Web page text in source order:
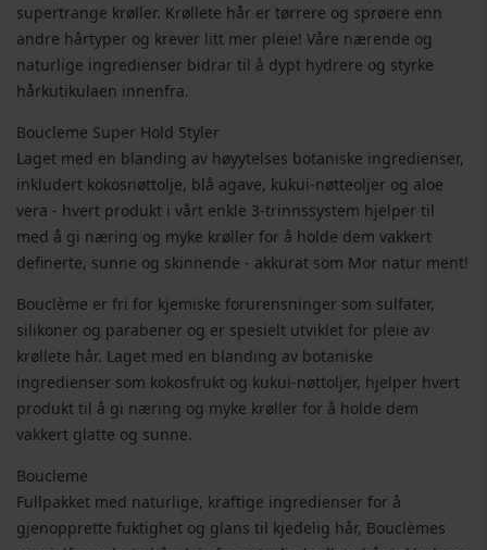
supertrange krøller. Krøllete hår er tørrere og sprøere enn
andre hårtyper og krever litt mer pleie! Våre nærende og
naturlige ingredienser bidrar til å dypt hydrere og styrke
hårkutikulaen innenfra.
Boucleme Super Hold Styler
Laget med en blanding av høyytelses botaniske ingredienser,
inkludert kokosnøttolje, blå agave, kukui-nøtteoljer og aloe
vera - hvert produkt i vårt enkle 3-trinnssystem hjelper til
med å gi næring og myke krøller for å holde dem vakkert
definerte, sunne og skinnende - akkurat som Mor natur ment!
Bouclème er fri for kjemiske forurensninger som sulfater,
silikoner og parabener og er spesielt utviklet for pleie av
krøllete hår. Laget med en blanding av botaniske
ingredienser som kokosfrukt og kukui-nøttoljer, hjelper hvert
produkt til å gi næring og myke krøller for å holde dem
vakkert glatte og sunne.
Boucleme
Fullpakket med naturlige, kraftige ingredienser for å
gjenopprette fuktighet og glans til kjedelig hår, Bouclèmes